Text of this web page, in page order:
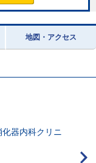
地図・アクセス